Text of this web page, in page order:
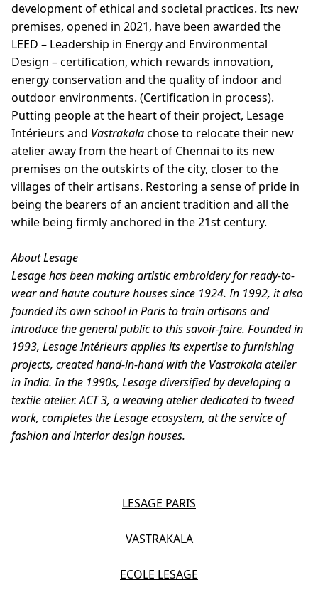
development of ethical and societal practices. Its new
premises, opened in 2021, have been awarded the
LEED – Leadership in Energy and Environmental
Design – certification, which rewards innovation,
energy conservation and the quality of indoor and
outdoor environments. (Certification in process).
Putting people at the heart of their project, Lesage
Intérieurs and Vastrakalachose to relocate their new
atelier away from the heart of Chennai to its new
premises on the outskirts of the city, closer to the
villages of their artisans. Restoring a sense of pride in
being the bearers of an ancient tradition and all the
while being firmly anchored in the 21st century.
About Lesage
Lesage has been making artistic embroidery for ready-to-
wear and haute couture houses since 1924. In 1992, it also
founded its own school in Paris to train artisans and
introduce the general public to this savoir-faire. Founded in
1993, Lesage Intérieurs applies its expertise to furnishing
projects, created hand-in-hand with the Vastrakalaatelier
in India. In the 1990s, Lesage diversified by developing a
textile atelier. ACT 3, a weaving atelier dedicated to tweed
work, completes the Lesage ecosystem, at the service of
fashion and interior design houses.
LESAGE PARIS
VASTRAKALA
ECOLE LESAGE